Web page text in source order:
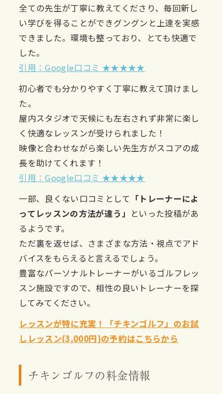
全ての先生が丁寧に教えてくださり、毎回新し
い学びを得ることができグングンと上達を実感
できました。環境も整っており、とても快適で
した。
引用：Google口コミ ★★★★★
初心者でも分かりやすく丁寧に教えて頂けまし
た。
屋内スタジオで天候にも左右されず非常に楽し
く快適なレッスンが受けられました！
映像と合わせながら楽しい先生方がスコアの成
長を助けてくれます！
引用：Google口コミ ★★★★★
一部、良くない口コミとして 「トレーナーによ
ってレッスンの方法が違う」 といった投稿があ
るようです。
ただ裏を返せば、さまざまな方法・視点でアド
バイスをもらえると言えるでしょう。
豊富なパーソナルトレーナーがいるゴルフレッ
スン施設ですので、相性の良いトレーナーを探
してみてください。
レッスンが特に充実！「チキンゴルフ」のお試
しレッスン(3,000円)の予約はこちらから
チキンゴルフの料金情報